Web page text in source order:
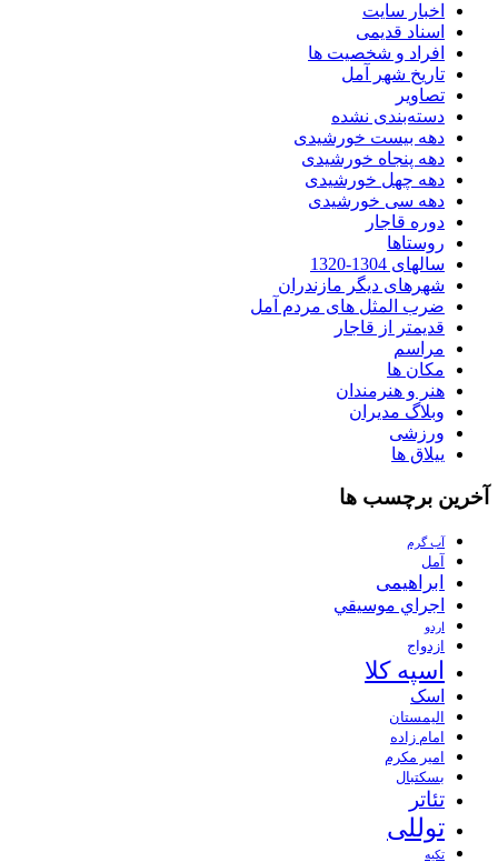
اخبار سایت
اسناد قدیمی
افراد و شخصیت ها
تاریخ شهر آمل
تصاویر
دسته‌بندی نشده
دهه بیست خورشیدی
دهه پنجاه خورشیدی
دهه چهل خورشیدی
دهه سی خورشیدی
دوره قاجار
روستاها
سالهای 1304-1320
شهرهای دیگر مازندران
ضرب المثل های مردم آمل
قدیمتر از قاجار
مراسم
مکان ها
هنر و هنرمندان
وبلاگ مدیران
ورزشی
ییلاق ها
آخرین برچسب ها
آب گرم
آمل
ابراهیمی
اجراي موسيقي
اردو
ازدواج
اسپه کلا
اسک
الیمستان
امام زاده
امیر مکرم
بسکتبال
تئاتر
توللی
تکیه